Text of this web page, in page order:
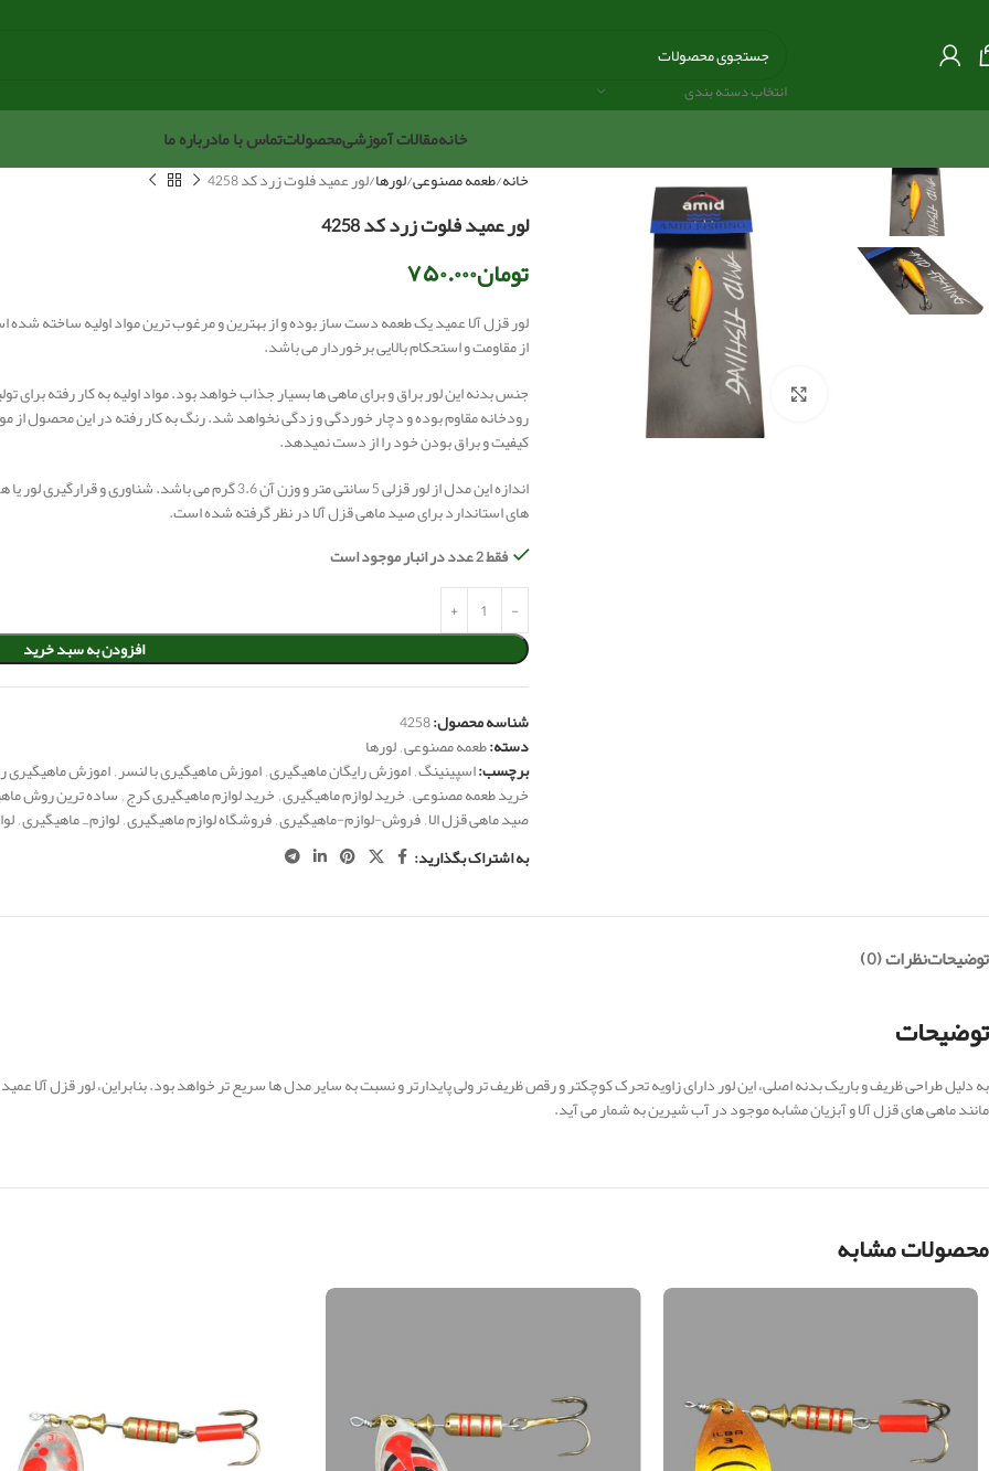
انتخاب دسته بندی
خانهمقالات آموزشیمحصولاتتماس با مادرباره ما
بزرگنمایی تصویر
خانه طعمه مصنوعی لورها لور عمید فلوت زرد کد 4258
لور عمید فلوت زرد کد 4258
تومان۷۵۰.۰۰۰
لور قزل آلا عمید یک طعمه دست ساز بوده و از بهترین و مرغوب ترین مواد اولیه ساخته شده
از مقاومت و استحکام بالایی برخوردار می باشد.
جنس بدنه این لور براق و برای ماهی ها بسیار جذاب خواهد بود. مواد اولیه به کار رفته
رودخانه مقاوم بوده و دچار خوردگی و زدگی نخواهد شد. رنگ به کار رفته در این محصول از
کیفیت و براق بودن خود را از دست نمیدهد.
های استاندارد برای صید ماهی قزل آلا در نظر گرفته شده است.
فقط 2 عدد در انبار موجود است
افزودن به سبد خرید
شناسه محصول:4258
دسته:طعمه مصنوعی,لورها
برچسب:اسپینینگ,اموزش رایگان ماهیگیری,اموزش ماهیگیری با لنسر,اموزش ماهیگیری
خرید طعمه مصنوعی,خرید لوازم ماهیگیری,خرید لوازم ماهیگیری کرج,ساده ترین روش
صید ماهی قزل الا,فروش-لوازم-ماهیگیری,فروشگاه لوازم ماهیگیری,لوازم_ ماهیگیری,
به اشتراک بگذارید:
توضیحاتنظرات (0)
توضیحات
به دلیل طراحی ظریف و باریک بدنه اصلی، این لور دارای زاویه تحرک کوچکتر و رقص ظریف تر ولی پایدارتر و نسبت به سایر مدل ها سریع تر خواهد بود. بنابراین، لور قزل آلا
مانند ماهی های قزل آلا و آبزیان مشابه موجود در آب شیرین به شمار می آید.
محصولات مشابه